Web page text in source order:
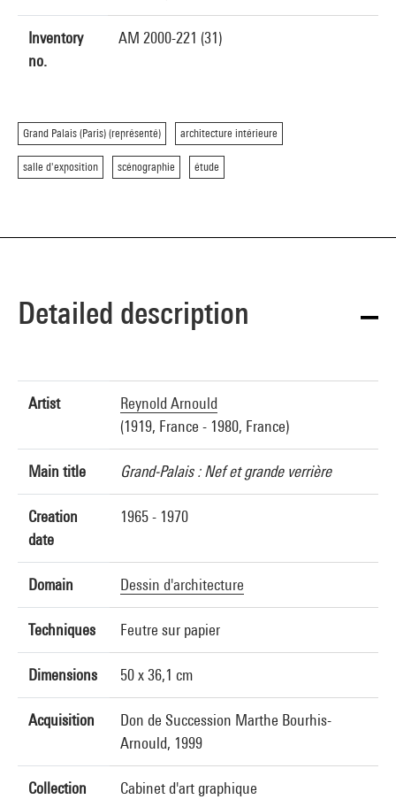
Inventory
no.
AM 2000-221 (31)
Grand Palais (Paris) (représenté) architecture intérieure
salle d'exposition scénographie étude
Detailed description
Artist
Reynold Arnould
(1919, France - 1980, France)
Main title Grand-Palais : Nef et grande verrière
Creation
date
1965 - 1970
Domain Dessin d'architecture
Techniques Feutre sur papier
Dimensions 50 x 36,1 cm
Acquisition
Don de Succession Marthe Bourhis-
Arnould, 1999
Collection
Cabinet d'art graphique